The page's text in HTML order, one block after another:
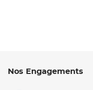
Nos Engagements